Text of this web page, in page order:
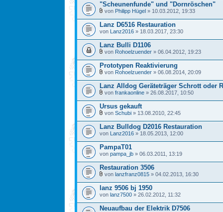
"Scheunenfunde" und "Dornröschen"
von Philipp Hügel » 10.03.2012, 19:33
Lanz D6516 Restauration
von Lanz2016 » 18.03.2017, 23:30
Lanz Bulli D1106
von Rohoelzuender » 06.04.2012, 19:23
Prototypen Reaktivierung
von Rohoelzuender » 06.08.2014, 20:09
Lanz Alldog Geräteträger Schrott oder
von frankaonline » 26.08.2017, 10:50
Ursus gekauft
von Schubi » 13.08.2010, 22:45
Lanz Bulldog D2016 Restauration
von Lanz2016 » 18.05.2013, 12:00
PampaT01
von pampa_jb » 06.03.2011, 13:19
Restauration 3506
von lanzfranz0815 » 04.02.2013, 16:30
lanz 9506 bj 1950
von lanz7500 » 26.02.2012, 11:32
Neuaufbau der Elektrik D7506